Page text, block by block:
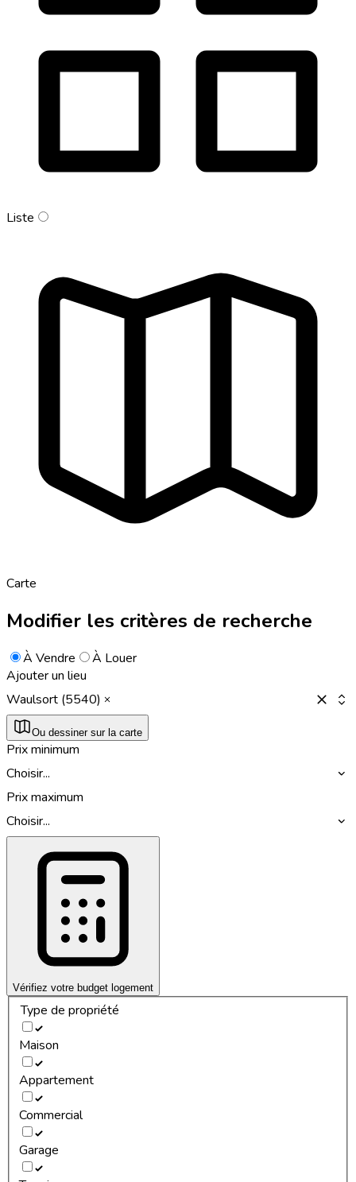
Liste
Carte
Modifier les critères de recherche
À Vendre
À Louer
Ajouter un lieu
Waulsort (5540)
Ou dessiner sur la carte
Prix minimum
Choisir...
Prix maximum
Choisir...
Vérifiez votre budget logement
Type de propriété
Maison
Appartement
Commercial
Garage